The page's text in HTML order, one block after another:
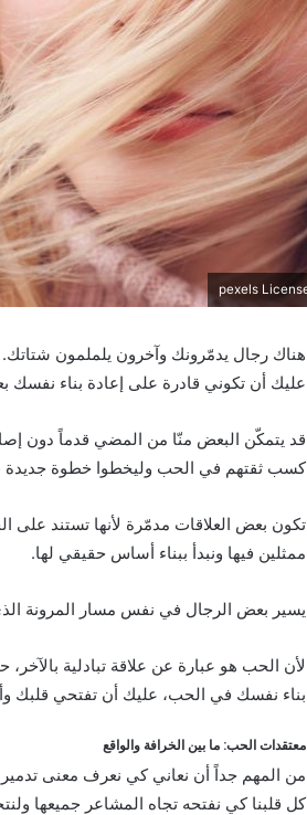
هناك رجال يدمّرونك وآخرون يلملمون
عليك أن تكوني قادرة على إعادة بناء نفسك
قد يتمكّن البعض منّا من المضي قدماً دون
كسب ثقتهم في الحب وليخطوا خطوة جديدة
تكون بعض العلاقات مدمّرة لأنها تستند
ممثلين فيها ونبدأ ببناء أساس حقيقي لها.
يسير بعض الرجال في نفس مسار المرونة الذي
لأن الحب هو عبارة عن علاقة تبادلية
بناء نفسك في الحب، عليك أن تفتحي قلبك
معتقدات الحب: ما بين الخرافة والواقع
من المهم جداً أن نعاني كي نعرف معنى
كل قلبنا كي نفتحه تجاه المشاعر جميعها